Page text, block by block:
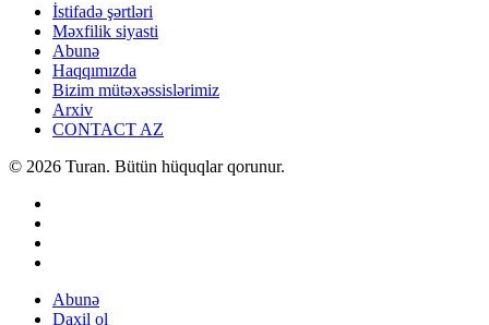
İstifadə şərtləri
Məxfilik siyasti
Abunə
Haqqımızda
Bizim mütəxəssislərimiz
Arxiv
CONTACT AZ
© 2026 Turan. Bütün hüquqlar qorunur.
Abunə
Daxil ol